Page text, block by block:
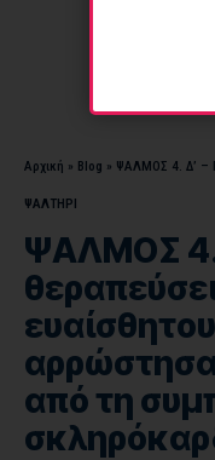
Αρχική » Blog » ΨΑΛΜΟΣ 4. Δ’ – Για να θεραπεύσει ο
ΨΑΛΤΗΡΙ
ΨΑΛΜΟΣ 4.
από τη